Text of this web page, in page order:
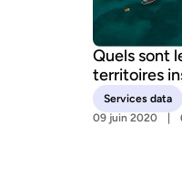
Quels sont
territoires
Services data
09 juin 2020